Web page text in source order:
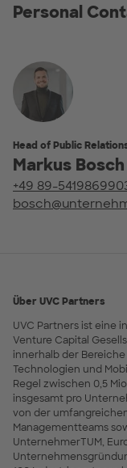
Personal
Head of Public
Markus Bosch
+49 89-
Über UVC Partners
UVC Partners ist eine
Venture Capital
innerhalb der
Technologien und
Regel zwischen 0,5
insgesamt pro
von der
Managementteams
UnternehmerTUM,